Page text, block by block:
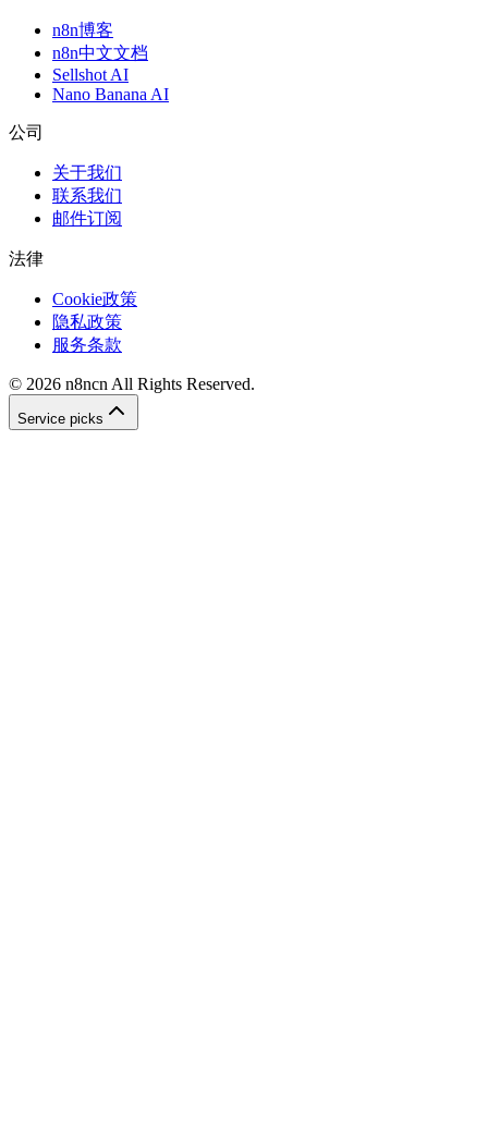
n8n博客
n8n中文文档
Sellshot AI
Nano Banana AI
公司
关于我们
联系我们
邮件订阅
法律
Cookie政策
隐私政策
服务条款
© 2026 n8ncn All Rights Reserved.
Service picks